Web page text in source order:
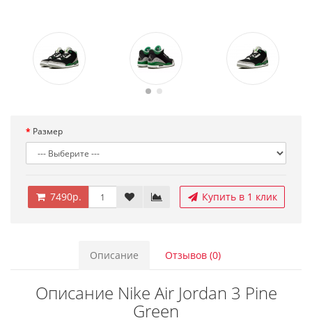
Размер
7490р. Купить в 1 клик
Описание Отзывов (0)
Описание Nike Air Jordan 3 Pine
Green